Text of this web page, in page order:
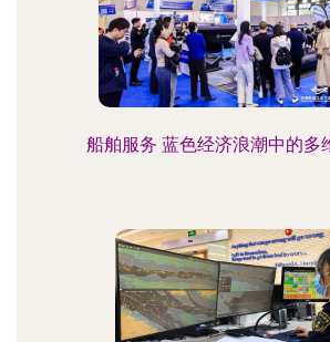
船舶服务 蓝色经济浪潮中的多